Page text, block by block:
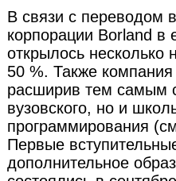
В связи с переводом
корпорации Borland в
открылось несколько
50 %. Также
расширив тем самым
вузовского, но и
программирования
Первые
дополнительное